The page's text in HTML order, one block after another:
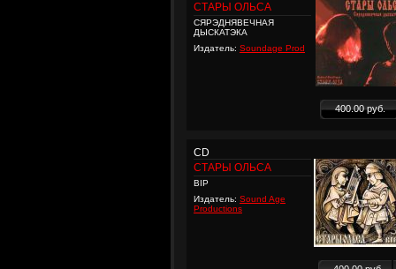
СТАРЫ ОЛЬСА
СЯРЭДНЯВЕЧНАЯ
ДЫСКАТЭКА
Издатель: Soundage Prod
400.00 руб.
CD
СТАРЫ ОЛЬСА
ВIР
Издатель: Sound Age
Productions